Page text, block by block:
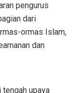
pengurus
dari
ormas Islam,
dan
upaya